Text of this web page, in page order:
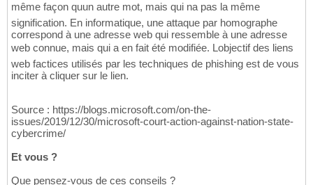
même façon quun autre mot, mais qui na pas la même
signification. En informatique, une attaque par homographe
correspond à une adresse web qui ressemble à une adresse
web connue, mais qui a en fait été modifiée. Lobjectif des liens
web factices utilisés par les techniques de phishing est de vous
inciter à cliquer sur le lien.
Source : https://blogs.microsoft.com/on-the-
issues/2019/12/30/microsoft-court-action-against-nation-state-
cybercrime/
Et vous ?
Que pensez-vous de ces conseils ?